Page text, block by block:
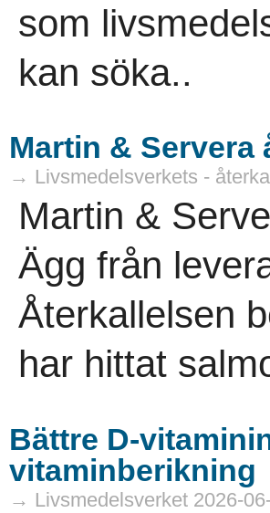
som
kan söka..
Martin &
→ Livsmedelsverkets -
Martin &
Ägg från
Återkallelsen
har hittat
Bättre D-
vitaminberikning
→ Livsmedelsverket 2026-